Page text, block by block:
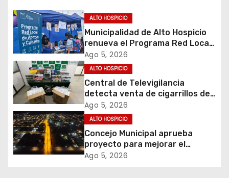
i
ó
n
d
e
e
n
t
ALTO HOSPICIO
Municipalidad de Alto Hospicio
renueva el Programa Red Local
de Apoyos y Cuidados
Ago 5, 2026
ALTO HOSPICIO
Central de Televigilancia
detecta venta de cigarrillos de
contrabando y permite
incautación de más de 3 mil
cajetillas
Ago 5, 2026
ALTO HOSPICIO
Concejo Municipal aprueba
proyecto para mejorar el
alumbrado público del sector El
Ago 5, 2026